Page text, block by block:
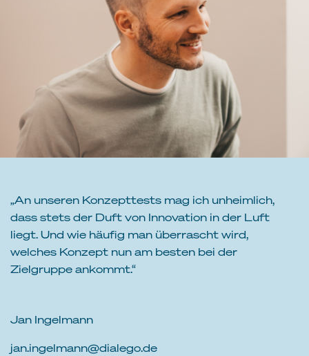
„An unseren Konzepttests mag ich unheimlich,
dass stets der Duft von Innovation in der Luft
liegt. Und wie häufig man überrascht wird,
welches Konzept nun am besten bei der
Zielgruppe ankommt.“
Jan Ingelmann
jan.ingelmann@dialego.de